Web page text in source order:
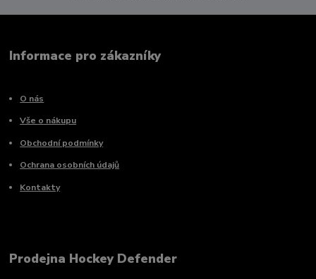
Informace pro zákazníky
O nás
Vše o nákupu
Obchodní podmínky
Ochrana osobních údajů
Kontakty
Prodejna Hockey Defender